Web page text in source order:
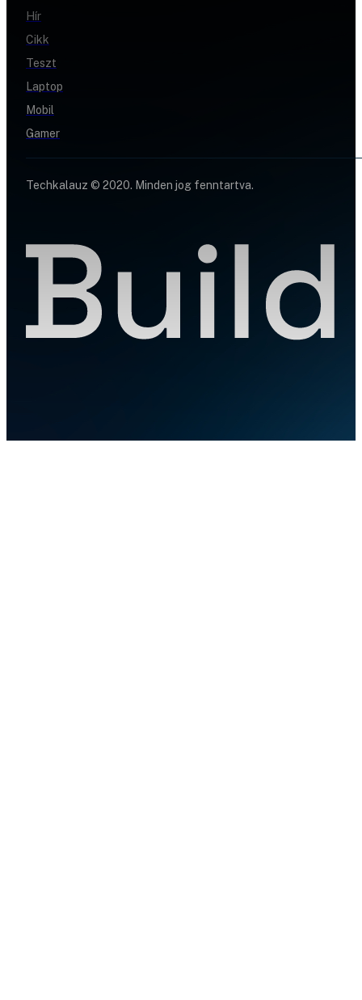
Hír
Cikk
Teszt
Laptop
Mobil
Gamer
Techkalauz © 2020. Minden jog fenntartva.